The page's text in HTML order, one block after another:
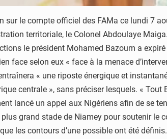
sur le compte officiel des FAMa ce lundi 7
territoriale, le Colonel Abdoulaye
le président Mohamed Bazoum a
face selon eux « face à la menace
« une riposte énergique et
centrale », sans préciser lesquels. «
lancé un appel aux Nigériens afin de se
grand stade de Niamey pour soutenir le
les contours d’une possible ont été